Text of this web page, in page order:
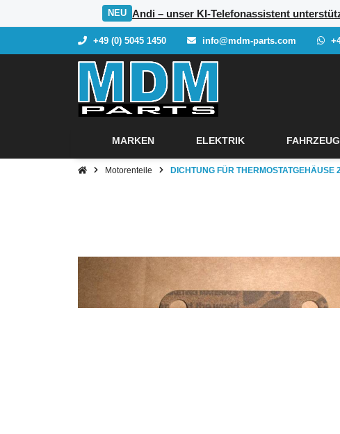
NEU Andi – unser KI-Telefonassistent
+49 (0) 5045 1450 info@mdm-parts.com
MARKEN ELEKTRIK
Motorenteile DICHTUNG FÜR THERMOSTATGEHÄUSE